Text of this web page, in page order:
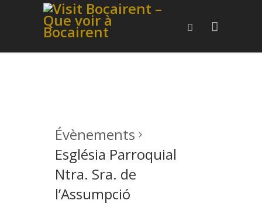
Évènements
Església Parroquial
Ntra. Sra. de
l’Assumpció